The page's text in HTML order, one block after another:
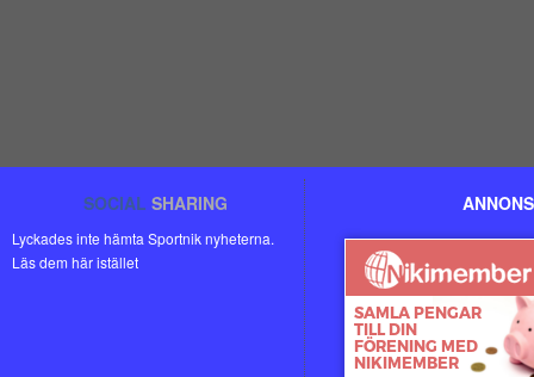
SOCIAL SHARING
Lyckades inte hämta Sportnik nyheterna.
Läs dem här istället